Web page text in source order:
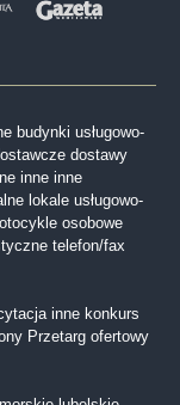
budynki usługowo-
dostawy
inne inne
lokale usługowo-
osobowe
telefon/fax
inne konkurs
Przetarg ofertowy